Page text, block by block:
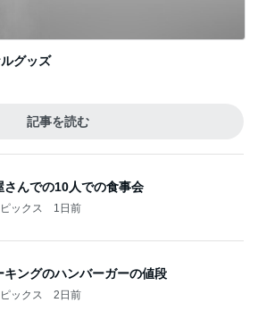
グッズ
記事を読む
さんでの10人での食事会
ックス 1日前
キングのハンバーガーの値段
ックス 2日前